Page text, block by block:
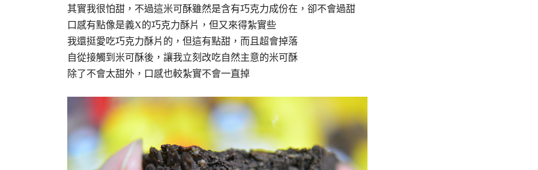
其實我很怕甜，不過這米可酥雖然是含有巧克力成份在，卻不會過甜
口感有點像是義X的巧克力酥片，但又來得紮實些
我還挺愛吃巧克力酥片的，但這有點甜，而且超會掉落
自從接觸到米可酥後，讓我立刻改吃自然主意的米可酥
除了不會太甜外，口感也較紮實不會一直掉